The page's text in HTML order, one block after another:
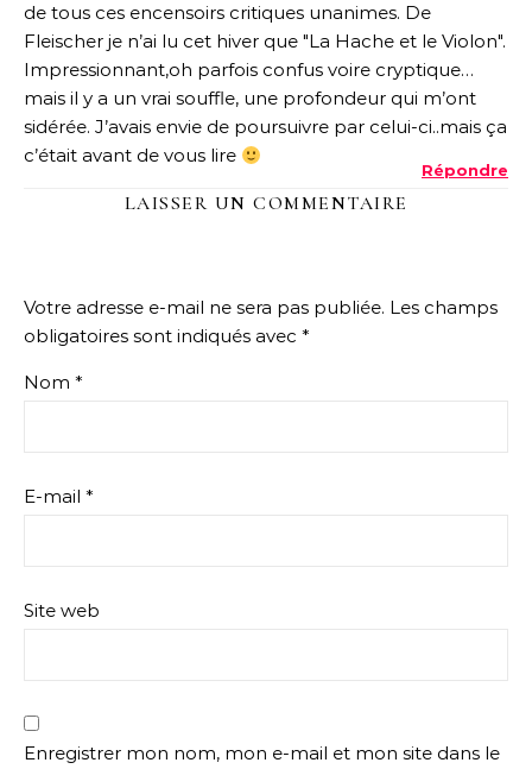
de tous ces encensoirs critiques unanimes. De
Fleischer je n’ai lu cet hiver que "La Hache et le Violon".
Impressionnant,oh parfois confus voire cryptique…
mais il y a un vrai souffle, une profondeur qui m’ont
sidérée. J’avais envie de poursuivre par celui-ci..mais ça
c’était avant de vous lire
Répondre
LAISSER UN COMMENTAIRE
Votre adresse e-mail ne sera pas publiée. Les champs
obligatoires sont indiqués avec *
Nom *
E-mail *
Site web
Enregistrer mon nom, mon e-mail et mon site dans le